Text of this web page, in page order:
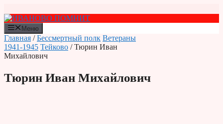
к
содержимому
Меню
Главная /Бессмертный полк Ветераны
1941-1945 Тейково / Тюрин Иван
Михайлович
Тюрин Иван Михайлович